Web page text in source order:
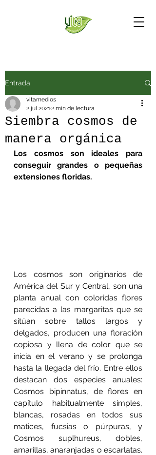
Entrada
Siembra cosmos de
manera orgánica
vitamedios
2 jul 20212 min de lectura
Los cosmos son ideales para
conseguir grandes o pequeñas
extensiones floridas.
Los cosmos son originarios de
América del Sur y Central, son una
planta anual con coloridas flores
parecidas a las margaritas que se
sitúan sobre tallos largos y
delgados, producen una floración
copiosa y llena de color que se
inicia en el verano y se prolonga
hasta la llegada del frío. Entre ellos
destacan dos especies anuales:
Cosmos bipinnatus, de flores en
capítulo habitualmente simples,
blancas, rosadas en todos sus
matices, fucsias o púrpuras, y
Cosmos suplhureus, dobles,
amarillas, anaranjadas o escarlatas.